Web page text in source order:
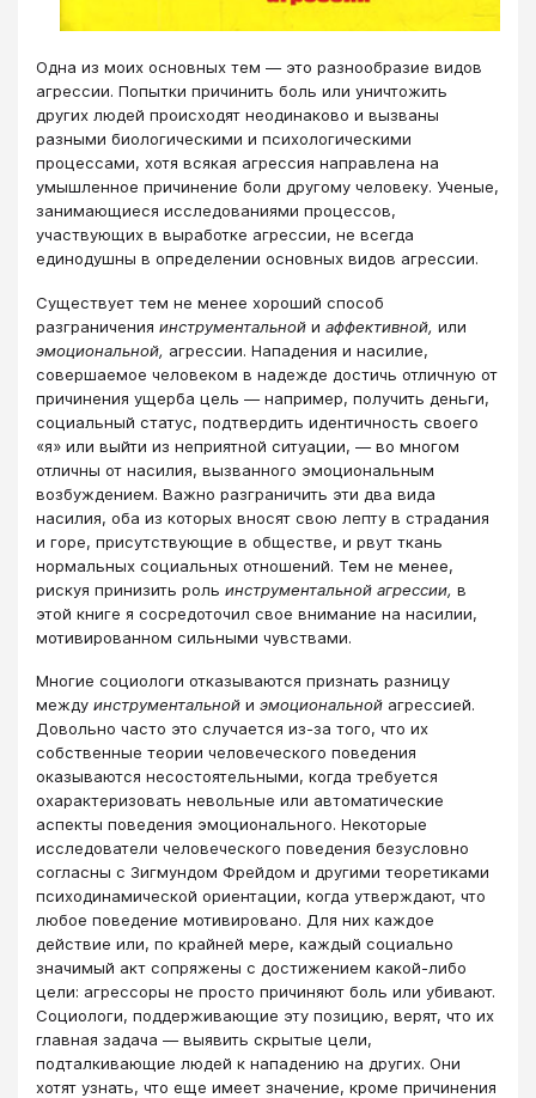
Одна из моих основных тем — это разнообразие видов
агрессии. Попытки причинить боль или уничтожить
других людей происходят неодинаково и вызваны
разными биологическими и психологическими
процессами, хотя всякая агрессия направлена на
умышленное причинение боли другому человеку. Ученые,
занимающиеся исследованиями процессов,
участвующих в выработке агрессии, не всегда
единодушны в определении основных видов агрессии.
Существует тем не менее хороший способ
разграничения инструментальной и аффективной, или
эмоциональной, агрессии. Нападения и насилие,
совершаемое человеком в надежде достичь отличную от
причинения ущерба цель — например, получить деньги,
социальный статус, подтвердить идентичность своего
«я» или выйти из неприятной ситуации, — во многом
отличны от насилия, вызванного эмоциональным
возбуждением. Важно разграничить эти два вида
насилия, оба из которых вносят свою лепту в страдания
и горе, присутствующие в обществе, и рвут ткань
нормальных социальных отношений. Тем не менее,
рискуя принизить роль инструментальной агрессии, в
этой книге я сосредоточил свое внимание на насилии,
мотивированном сильными чувствами.
Многие социологи отказываются признать разницу
между инструментальной и эмоциональной агрессией.
Довольно часто это случается из-за того, что их
собственные теории человеческого поведения
оказываются несостоятельными, когда требуется
охарактеризовать невольные или автоматические
аспекты поведения эмоционального. Некоторые
исследователи человеческого поведения безусловно
согласны с Зигмундом Фрейдом и другими теоретиками
психодинамической ориентации, когда утверждают, что
любое поведение мотивировано. Для них каждое
действие или, по крайней мере, каждый социально
значимый акт сопряжены с достижением какой-либо
цели: агрессоры не просто причиняют боль или убивают.
Социологи, поддерживающие эту позицию, верят, что их
главная задача — выявить скрытые цели,
подталкивающие людей к нападению на других. Они
хотят узнать, что еще имеет значение, кроме причинения